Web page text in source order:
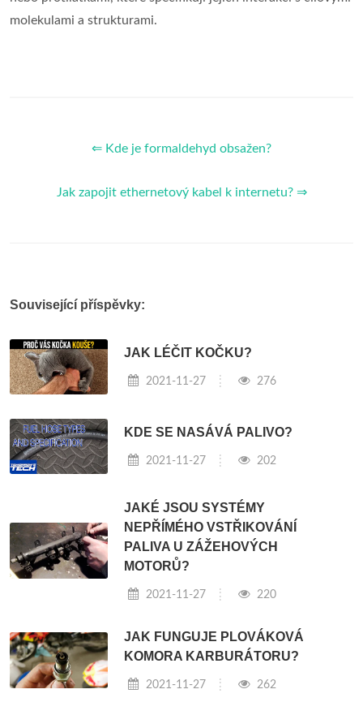
molekulami a strukturami.
⇐ Kde je formaldehyd obsažen?
Jak zapojit ethernetový kabel k internetu? ⇒
Související příspěvky:
JAK LÉČIT KOČKU?
2021-11-27 276
KDE SE NASÁVÁ PALIVO?
2021-11-27 202
JAKÉ JSOU SYSTÉMY
NEPŘÍMÉHO VSTŘIKOVÁNÍ
PALIVA U ZÁŽEHOVÝCH
MOTORŮ?
2021-11-27 220
JAK FUNGUJE PLOVÁKOVÁ
KOMORA KARBURÁTORU?
2021-11-27 262